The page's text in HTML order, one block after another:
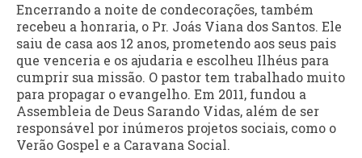
Encerrando a noite de condecorações, também
recebeu a honraria, o Pr. Joás Viana dos Santos. Ele
saiu de casa aos 12 anos, prometendo aos seus pais
que venceria e os ajudaria e escolheu Ilhéus para
cumprir sua missão. O pastor tem trabalhado muito
para propagar o evangelho. Em 2011, fundou a
Assembleia de Deus Sarando Vidas, além de ser
responsável por inúmeros projetos sociais, como o
Verão Gospel e a Caravana Social.